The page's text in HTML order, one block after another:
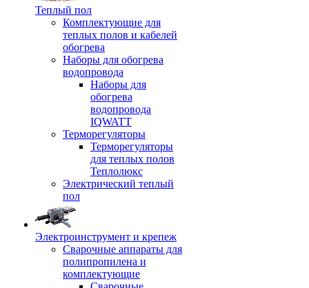
Теплый пол
Комплектующие для
теплых полов и кабелей
обогрева
Наборы для обогрева
водопровода
Наборы для
обогрева
водопровода
IQWATT
Терморегуляторы
Терморегуляторы
для теплых полов
Теплолюкс
Электрический теплый
пол
Электроинструмент и крепеж
Сварочные аппараты для
полипропилена и
комплектующие